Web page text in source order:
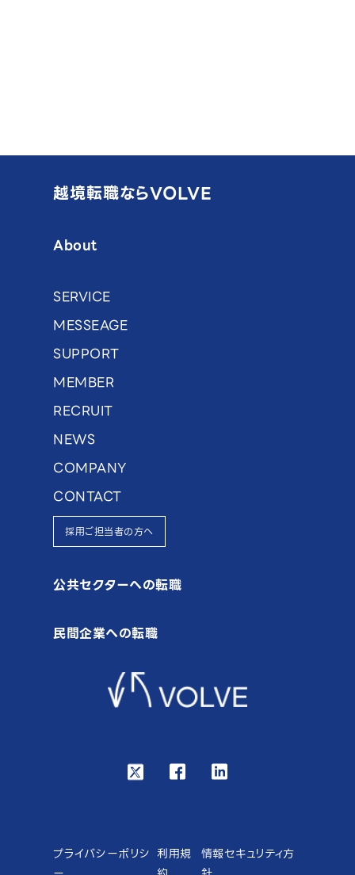
越境転職ならVOLVE
About
SERVICE
MESSEAGE
SUPPORT
MEMBER
RECRUIT
NEWS
COMPANY
CONTACT
採用ご担当者の方へ
公共セクターへの転職
民間企業への転職
プライバシーポリシ 利用規 情報セキュリティ方